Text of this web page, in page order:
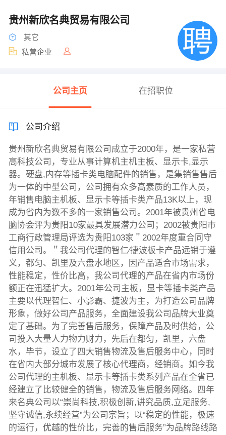
贵州新欣名典贸易有限公司
其它
私营企业
公司主页 在招职位
公司介绍
贵州新欣名典贸易有限公司成立于2000年，是一家私营
高科技公司，专业从事计算机主机主板、显示卡,显示
器。硬盘,内存等插卡类电脑配件的销售，是集销售售后
为一体的中型公司，公司拥有众多高素质的工作人员，
年销售电脑主机板、显示卡等插卡类产品13K以上，现
成为省内为数不多的一家销售公司。2001年被贵州省电
脑协会评为贵阳10家最具发展潜力公司；2002被贵阳市
工商行政管理局评选为贵阳103家＂2002年度重合同守
信用公司。＂我公司代理的智仁∕捷波板卡产品远销于遵
义，都匀、凯里及六盘水地区，因产品适合市场需求，
性能稳定，性价比高，我公司代理的产品在省内市场份
额正在迅猛扩大。2001年公司主板，显卡等插卡类产品
主要以代理智仁、小影霸、捷波为主，为打造公司品牌
形象，做好公司产品服务，全面建设我公司品牌大业奠
定了基础。为了完善售后服务，保障产品及时供给，公
司投入大量人力物力财力，先后在都匀，凯里，六盘
水，毕节，设立了四大销售物流及售后服务中心，同时
在省内大部分城市发展了核心代理商，经销商。如今我
公司代理的主机板、显示卡等插卡类系列产品在全省已
经建立了比较健全的销售，物流及售后服务网络。四年
来名典公司以“崇尚科技,积极创新,讲究品质,立足服务,
坚守诚信,永续经营”为公司宗旨；以“稳定的性能，极速
的运行，优越的性价比，完善的售后服务”为品牌路线路